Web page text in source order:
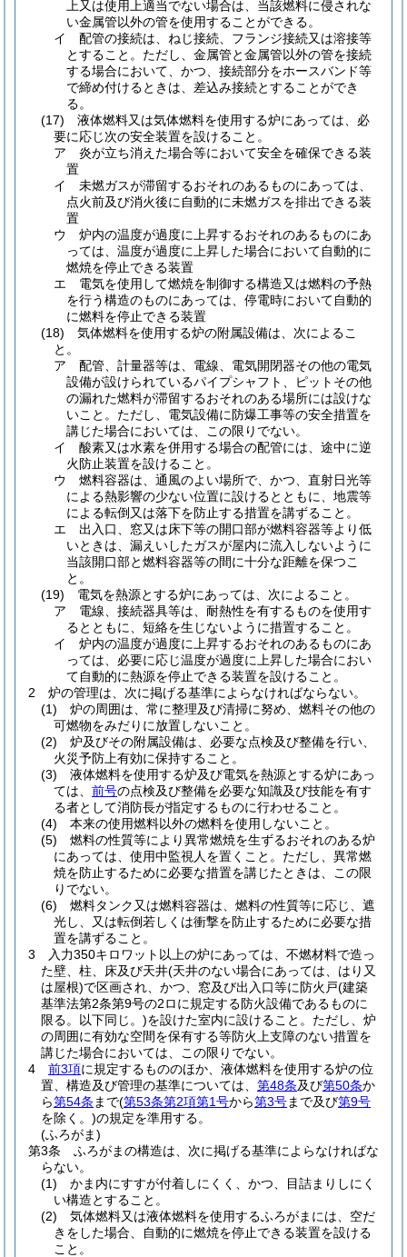
上又は使用上適当でない場合は、当該燃料に侵されな
い金属管以外の管を使用することができる。
イ
配管の接続は、ねじ接続、フランジ接続又は溶接等
とすること。 ただし、金属管と金属管以外の管を接続
する場合において、かつ、接続部分をホースバンド等
で締め付けるときは、差込み接続とすることができ
る。
(17)
液体燃料又は気体燃料を使用する炉にあっては、必
要に応じ次の安全装置を設けること。
ア
炎が立ち消えた場合等において安全を確保できる装
置
イ
未燃ガスが滞留するおそれのあるものにあっては、
点火前及び消火後に自動的に未燃ガスを排出できる装
置
ウ
炉内の温度が過度に上昇するおそれのあるものにあ
っては、温度が過度に上昇した場合において自動的に
燃焼を停止できる装置
エ
電気を使用して燃焼を制御する構造又は燃料の予熱
を行う構造のものにあっては、停電時において自動的
に燃料を停止できる装置
(18)
気体燃料を使用する炉の附属設備は、次によるこ
と。
ア
配管、計量器等は、電線、電気開閉器その他の電気
設備が設けられているパイプシャフト、ピットその他
の漏れた燃料が滞留するおそれのある場所には設けな
いこと。 ただし、電気設備に防爆工事等の安全措置を
講じた場合においては、この限りでない。
イ
酸素又は水素を併用する場合の配管には、途中に逆
火防止装置を設けること。
ウ
燃料容器は、通風のよい場所で、かつ、直射日光等
による熱影響の少ない位置に設けるとともに、地震等
による転倒又は落下を防止する措置を講ずること。
エ
出入口、窓又は床下等の開口部が燃料容器等より低
いときは、漏えいしたガスが屋内に流入しないように
当該開口部と燃料容器等の間に十分な距離を保つこ
と。
(19)
電気を熱源とする炉にあっては、次によること。
ア
電線、接続器具等は、耐熱性を有するものを使用す
るとともに、短絡を生じないように措置すること。
イ
炉内の温度が過度に上昇するおそれのあるものにあ
っては、必要に応じ温度が過度に上昇した場合におい
て自動的に熱源を停止できる装置を設けること。
2
炉の管理は、次に掲げる基準によらなければならない。
(1)
炉の周囲は、常に整理及び清掃に努め、燃料その他の
可燃物をみだりに放置しないこと。
(2)
炉及びその附属設備は、必要な点検及び整備を行い、
火災予防上有効に保持すること。
(3)
液体燃料を使用する炉及び電気を熱源とする炉にあっ
ては、 前号の点検及び整備を必要な知識及び技能を有す
る者として消防長が指定するものに行わせること。
(4)
本来の使用燃料以外の燃料を使用しないこと。
(5)
燃料の性質等により異常燃焼を生ずるおそれのある炉
にあっては、使用中監視人を置くこと。 ただし、異常燃
焼を防止するために必要な措置を講じたときは、この限
りでない。
(6)
燃料タンク又は燃料容器は、燃料の性質等に応じ、遮
光し、又は転倒若しくは衝撃を防止するために必要な措
置を講ずること。
3
入力350キロワット以上の炉にあっては、不燃材料で造っ
た壁、柱、床及び天井(天井のない場合にあっては、はり又
は屋根)で区画され、かつ、窓及び出入口等に防火戸(建築
基準法第2条第9号の2ロに規定する防火設備であるものに
限る。以下同じ。)を設けた室内に設けること。 ただし、炉
の周囲に有効な空間を保有する等防火上支障のない措置を
講じた場合においては、この限りでない。
4
前3項に規定するもののほか、液体燃料を使用する炉の位
置、構造及び管理の基準については、 第48条及び第50条か
ら第54条 まで(第53条第2項第1号から第3号まで及び第9号
を除く。)の規定を準用する。
(ふろがま)
第3条
ふろがまの構造は、次に掲げる基準によらなければな
らない。
(1)
かま内にすすが付着しにくく、かつ、目詰まりしにく
い構造とすること。
(2)
気体燃料又は液体燃料を使用するふろがまには、空だ
きをした場合、自動的に燃焼を停止できる装置を設ける
こと。